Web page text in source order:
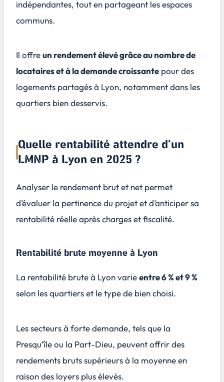
indépendantes, tout en partageant les espaces
communs.
Il offreun rendement élevé grâce au nombre de
locataires et à la demande croissante pour des
logements partagés à Lyon, notamment dans les
quartiers bien desservis.
Quelle rentabilité attendre d’un
LMNP à Lyon en 2025 ?
Analyser le rendement brut et net permet
d’évaluer la pertinence du projet et d’anticiper sa
rentabilité réelle après charges et fiscalité.
Rentabilité brute moyenne à Lyon
La rentabilité brute à Lyon varieentre 6 % et 9 %
selon les quartiers et le type de bien choisi.
Les secteurs à forte demande, tels que la
Presqu’île ou la Part-Dieu, peuvent offrir des
rendements bruts supérieurs à la moyenne en
raison des loyers plus élevés.